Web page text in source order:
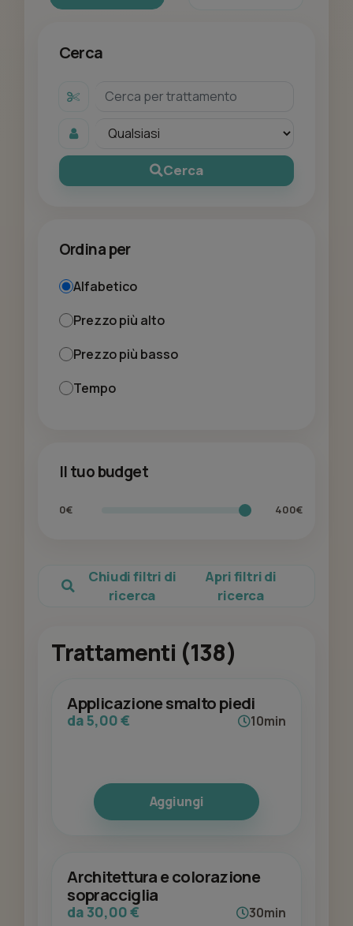
Cerca
Cerca
Ordina per
Alfabetico
Prezzo più alto
Prezzo più basso
Tempo
Il tuo budget
0€ 400€
Chiudi filtri di
ricerca
Apri filtri di
ricerca
Trattamenti (138)
Applicazione smalto piedi
da 5,00 € 10min
Aggiungi
Architettura e colorazione
sopracciglia
da 30,00 € 30min